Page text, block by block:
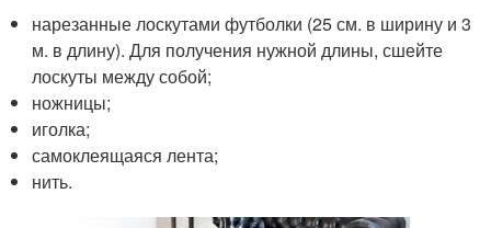
нарезанные лоскутами футболки (25 см. в ширину и 3
м. в длину). Для получения нужной длины, сшейте
лоскуты между собой;
ножницы;
иголка;
самоклеящаяся лента;
нить.